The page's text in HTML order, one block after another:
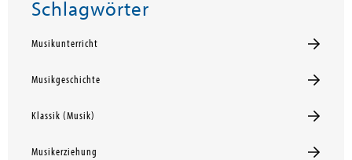
Schlagwörter
Musikunterricht
Musikgeschichte
Klassik (Musik)
Musikerziehung